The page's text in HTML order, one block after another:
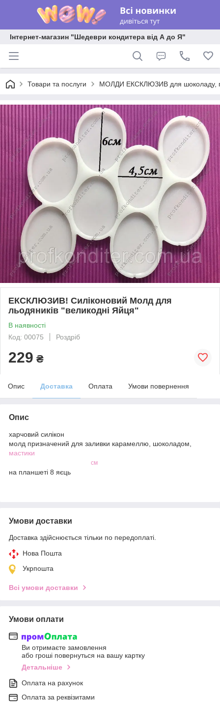
Інтернет-магазин "Шедеври кондитера від А до Я"
Товари та послуги МОЛДИ ЕКСКЛЮЗИВ для шоколаду,
ЕКСКЛЮЗИВ! Силіконовий Молд для
льодяників "великодні Яйця"
В наявності
Код: 00075
Роздріб
229 ₴
Опис Доставка Оплата Умови повернення
Опис
харчовий силікон
молд призначений для заливки карамеллю, шоколадом,
мастики
см
на планшеті 8 яєць
Умови доставки
Доставка здійснюється тільки по передоплаті.
Нова Пошта
Укрпошта
Всі умови доставки
Умови оплати
Ви отримаєте замовлення
або гроші повернуться на вашу картку
Детальніше
Оплата на рахунок
Оплата за реквізитами